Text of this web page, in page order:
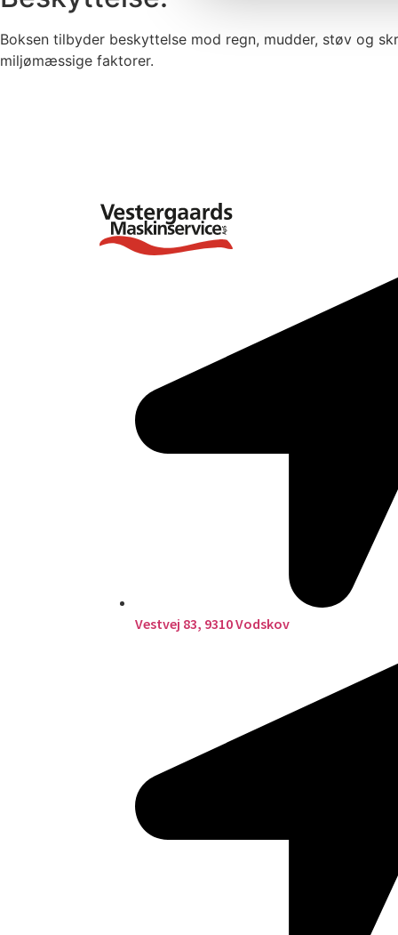
Boksen tilbyder beskyttelse mod regn, mudder, støv og
miljømæssige faktorer.
Vestvej 83, 9310 Vodskov